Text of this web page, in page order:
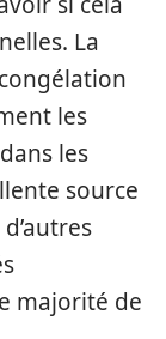
La
les
les
source
majorité de